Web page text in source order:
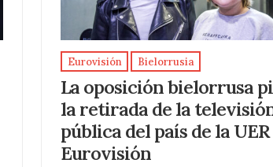
Eurovisión Bielorrusia
La oposición bielorrusa
la retirada de la
pública del país de la
Eurovisión